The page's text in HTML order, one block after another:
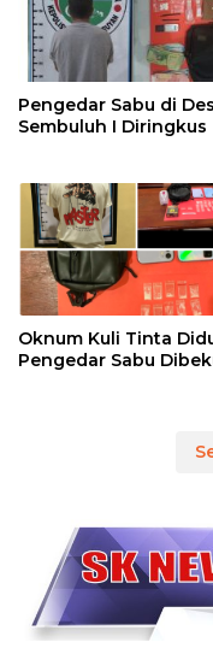
Pengedar Sabu di
Sembuluh I Diringkus
Oknum Kuli Tinta
Pengedar Sabu